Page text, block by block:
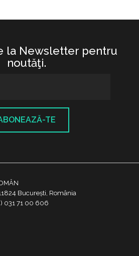
la Newsletter pentru
noutăţi.
TE
București, România
031 71 00 606